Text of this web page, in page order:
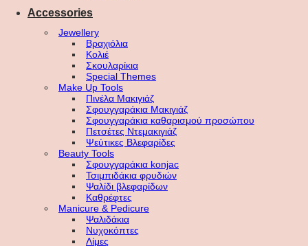
Accessories
Jewellery
Βραχιόλια
Κολιέ
Σκουλαρίκια
Special Themes
Make Up Tools
Πινέλα Μακιγιάζ
Σφουγγαράκια Μακιγιάζ
Σφουγγαράκια καθαρισμού προσώπου
Πετσέτες Ντεμακιγιάζ
Ψεύτικες Βλεφαρίδες
Beauty Tools
Σφουγγαράκια konjac
Τσιμπιδάκια φρυδιών
Ψαλίδι βλεφαρίδων
Καθρέφτες
Manicure & Pedicure
Ψαλιδάκια
Νυχοκόπτες
Λίμες